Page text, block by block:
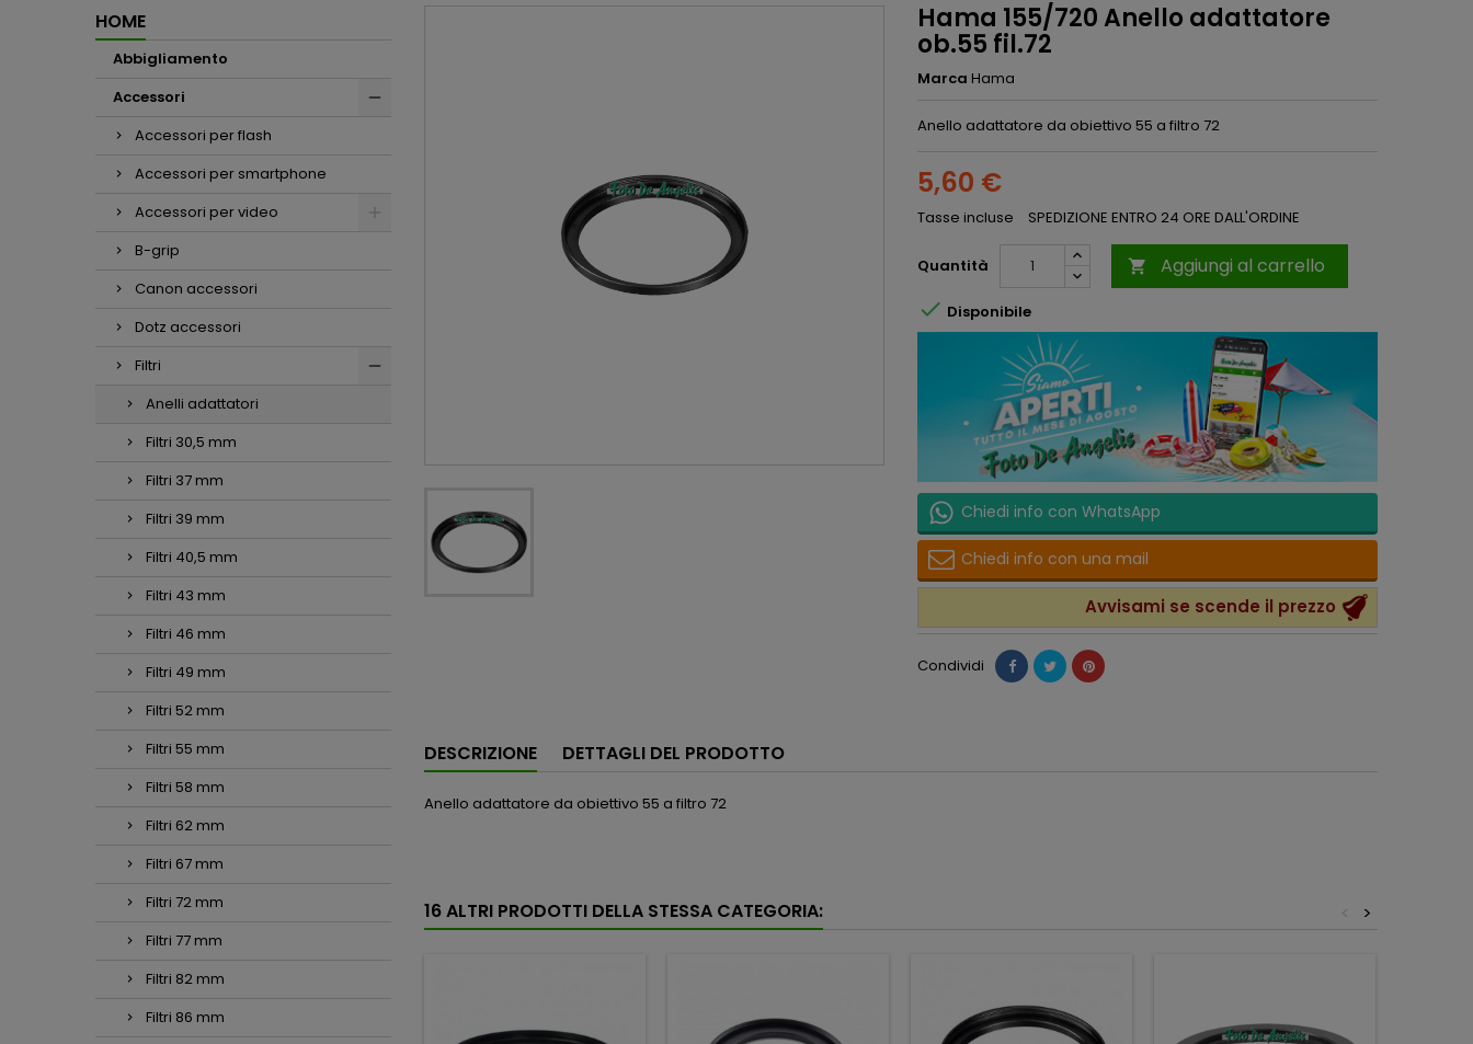
HOME
Abbigliamento
Accessori
Accessori per flash
Accessori per smartphone
Accessori per video
B-grip
Canon accessori
Dotz accessori
Filtri
Anelli adattatori
Filtri 30,5 mm
Filtri 37 mm
Filtri 39 mm
Filtri 40,5 mm
Filtri 43 mm
Filtri 46 mm
Filtri 49 mm
Filtri 52 mm
Filtri 55 mm
Filtri 58 mm
Filtri 62 mm
Filtri 67 mm
Filtri 72 mm
Filtri 77 mm
Filtri 82 mm
Filtri 86 mm
Hama 155/720 Anello adattatore
ob.55 fil.72
Marca Hama
Anello adattatore da obiettivo 55 a filtro 72
5,60 €
Tasse incluse SPEDIZIONE ENTRO 24 ORE DALL'ORDINE
Quantità  Aggiungi al carrello
 Disponibile
Chiedi info con WhatsApp
Chiedi info con una mail
Avvisami se scende il prezzo
Condividi
DESCRIZIONE DETTAGLI DEL PRODOTTO
Anello adattatore da obiettivo 55 a filtro 72
16 ALTRI PRODOTTI DELLA STESSA CATEGORIA: >
<